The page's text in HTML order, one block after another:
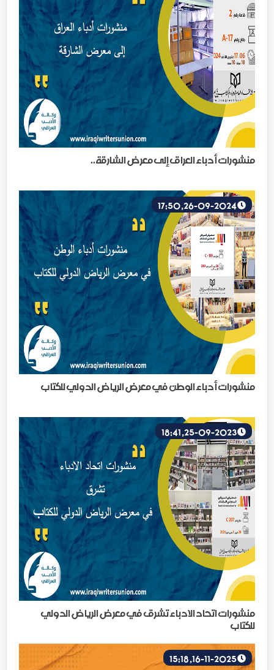
منشورات أدباء العراق إلى معرض الشارقة..
منشورات أدباء الوطن في معرض الرياض الدولي للكتاب
منشورات اتحاد الادباء تشرق في معرض الرياض الدولي
للكتاب